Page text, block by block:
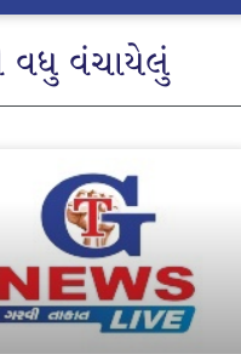
વધુ વંચાયેલું